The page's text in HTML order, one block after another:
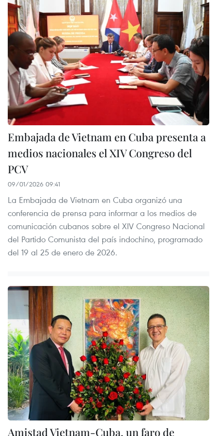
Embajada de Vietnam en Cuba presenta a
medios nacionales el XIV Congreso del
PCV
09/01/2026 09:41
La Embajada de Vietnam en Cuba organizó una
conferencia de prensa para informar a los medios de
comunicación cubanos sobre el XIV Congreso Nacional
del Partido Comunista del país indochino, programado
del 19 al 25 de enero de 2026.
Amistad Vietnam-Cuba, un faro de